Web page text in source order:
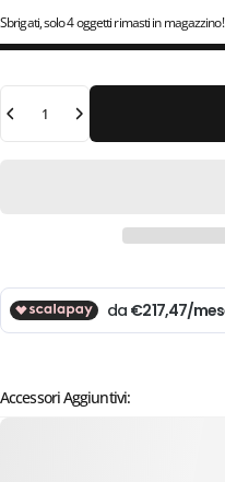
Sbrigati, solo 4 oggetti rimasti in magazzino!
Quantità
Accessori Aggiuntivi: